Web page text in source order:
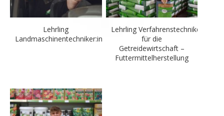
Lehrling
Landmaschinentechniker:in
Lehrling Verfahrenstechniker:in
für die
Getreidewirtschaft –
Futtermittelherstellung